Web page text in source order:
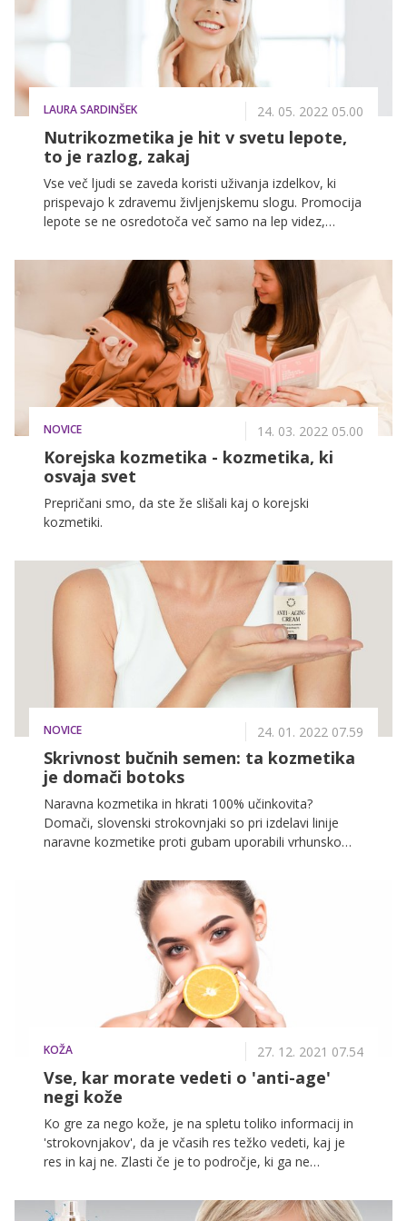
LAURA SARDINŠEK 24. 05. 2022 05.00
Nutrikozmetika je hit v svetu lepote,
to je razlog, zakaj
Vse več ljudi se zaveda koristi uživanja izdelkov, ki
prispevajo k zdravemu življenjskemu slogu. Promocija
lepote se ne osredotoča več samo na lep videz,
počutje. V zadnjem času tako postaja vedno bolj
razširjena uporaba prehranskih dopolnil za ohranjanje
zdrave in sijoče kože, t. i. nutrikozmetike. Ta je v svetu
vse bolj priljubljena in postaja naslednji mejnik pri
prizadevanju za zdravo in lepo kožo.
NOVICE 14. 03. 2022 05.00
Korejska kozmetika - kozmetika, ki
osvaja svet
Prepričani smo, da ste že slišali kaj o korejski
kozmetiki.
NOVICE 24. 01. 2022 07.59
Skrivnost bučnih semen: ta kozmetika
je domači botoks
Naravna kozmetika in hkrati 100% učinkovita?
Domači, slovenski strokovnjaki so pri izdelavi linije
naravne kozmetike proti gubam uporabili vrhunsko
naravnost na vašo kožo.
KOŽA 27. 12. 2021 07.54
Vse, kar morate vedeti o 'anti-age'
negi kože
Ko gre za nego kože, je na spletu toliko informacij in
'strokovnjakov', da je včasih res težko vedeti, kaj je
res in kaj ne. Zlasti če je to področje, ki ga ne
bi morale določeno mero pozornosti namenjati tudi v